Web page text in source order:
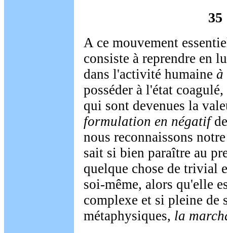
35
A ce mouvement
consiste à reprendre en
dans l'activité humaine à
posséder à l'état
qui sont devenues la
formulation en négatif
nous reconnaissons
sait si bien paraître au
quelque chose de trivial
soi-même, alors qu'elle
complexe et si pleine de
métaphysiques, la